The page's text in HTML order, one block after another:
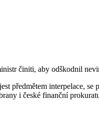
činiti, aby odškodnil
předmětem interpelace,
i české finanční